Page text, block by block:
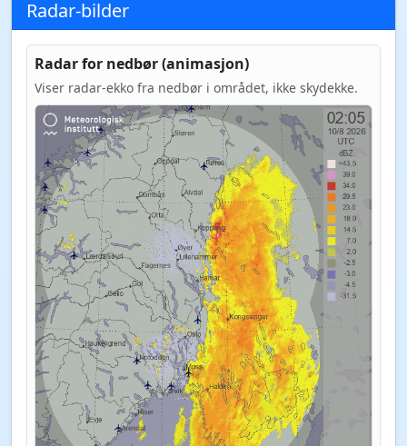
Radar-bilder
Radar for nedbør (animasjon)
Viser radar-ekko fra nedbør i området, ikke skydekke.